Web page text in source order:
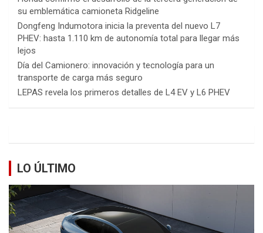
su emblemática camioneta Ridgeline
Dongfeng Indumotora inicia la preventa del nuevo L7
PHEV: hasta 1.110 km de autonomía total para llegar más
lejos
Día del Camionero: innovación y tecnología para un
transporte de carga más seguro
LEPAS revela los primeros detalles de L4 EV y L6 PHEV
LO ÚLTIMO